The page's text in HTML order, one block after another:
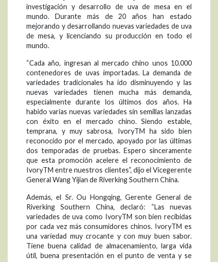
investigación y desarrollo de uva de mesa en el
mundo. Durante más de 20 años han estado
mejorando y desarrollando nuevas variedades de uva
de mesa, y licenciando su producción en todo el
mundo.
“Cada año, ingresan al mercado chino unos 10.000
contenedores de uvas importadas. La demanda de
variedades tradicionales ha ido disminuyendo y las
nuevas variedades tienen mucha más demanda,
especialmente durante los últimos dos años. Ha
habido varias nuevas variedades sin semillas lanzadas
con éxito en el mercado chino. Siendo estable,
temprana, y muy sabrosa, IvoryTM ha sido bien
reconocido por el mercado, apoyado por las últimas
dos temporadas de pruebas. Espero sinceramente
que esta promoción acelere el reconocimiento de
IvoryTM entre nuestros clientes”, dijo el Vicegerente
General Wang Yijian de Riverking Southern China.
Además, el Sr. Ou Hongqing, Gerente General de
Riverking Southern China, declaró: “Las nuevas
variedades de uva como IvoryTM son bien recibidas
por cada vez más consumidores chinos. IvoryTM es
una variedad muy crocante y con muy buen sabor.
Tiene buena calidad de almacenamiento, larga vida
útil, buena presentación en el punto de venta y se